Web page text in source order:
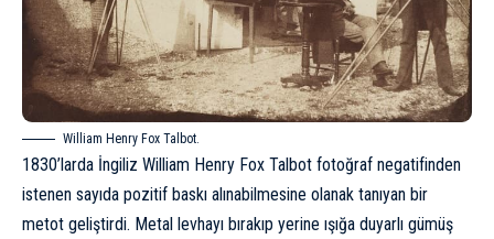
William Henry Fox Talbot.
1830’larda İngiliz William Henry Fox Talbot fotoğraf negatifinden
istenen sayıda pozitif baskı alınabilmesine olanak tanıyan bir
metot geliştirdi. Metal levhayı bırakıp yerine ışığa duyarlı gümüş